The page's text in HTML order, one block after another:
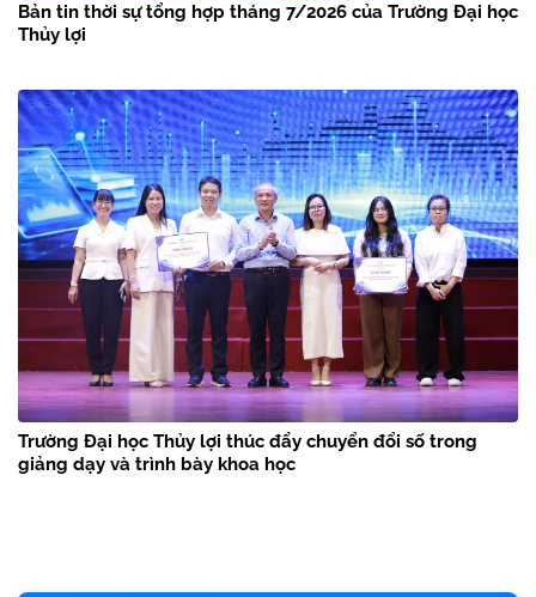
Bản tin thời sự tổng hợp tháng 7/2026 của Trường Đại học
Thủy lợi
Trường Đại học Thủy lợi thúc đẩy chuyển đổi số trong
giảng dạy và trình bày khoa học